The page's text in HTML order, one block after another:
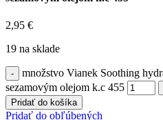
2,95 €
19 na sklade
množstvo Vianek Soothing
sezamovým olejom k.c 455
Pridať do košíka
Pridať do obľúbených